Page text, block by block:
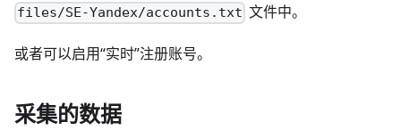
files/SE-Yandex/accounts.txt 文件中。
或者可以启用“实时”注册账号。
采集的数据